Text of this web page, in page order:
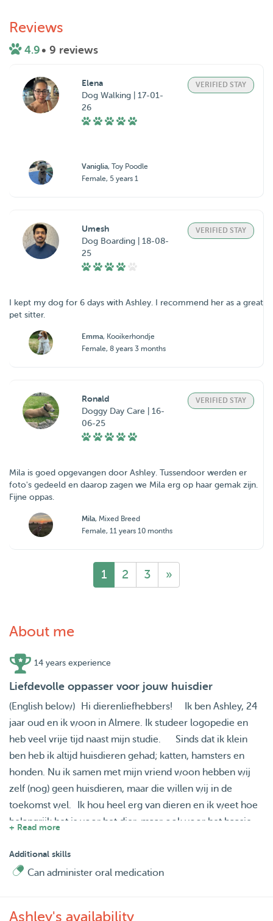
Reviews
4.9 • 9 reviews
Elena
Dog Walking | 17-01-
26
VERIFIED STAY
Vaniglia, Toy Poodle
Female, 5 years 1
Umesh
Dog Boarding | 18-08-
25
VERIFIED STAY
I kept my dog for 6 days with Ashley. I recommend her as a great
pet sitter.
Emma, Kooikerhondje
Female, 8 years 3 months
Ronald
Doggy Day Care | 16-
06-25
VERIFIED STAY
Mila is goed opgevangen door Ashley. Tussendoor werden er
foto's gedeeld en daarop zagen we Mila erg op haar gemak zijn.
Fijne oppas.
Mila, Mixed Breed
Female, 11 years 10 months
1 2 3 »
About me
14 years experience
Liefdevolle oppasser voor jouw huisdier
(English below) Hi dierenliefhebbers! Ik ben Ashley, 24
jaar oud en ik woon in Almere. Ik studeer logopedie en
heb veel vrije tijd naast mijn studie. Sinds dat ik klein
ben heb ik altijd huisdieren gehad; katten, hamsters en
honden. Nu ik samen met mijn vriend woon hebben wij
zelf (nog) geen huisdieren, maar die willen wij in de
toekomst wel. Ik hou heel erg van dieren en ik weet hoe
belangrijk het is voor het dier, maar ook voor het baasje,
weg kan. Uw dieren zijn bij mij thuis welkom om even
lekker te spelen, knuffelen en natuurlijk om uitgelaten te
+ Read more
Additional skills
Can administer oral medication
Ashley's availability